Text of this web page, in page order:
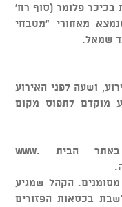
בכיכר פלומר (סוף רח'
מאחורי "מטבחי
שמאל.
ושעה לפני האירוע
מוקדם לתפוס מקום
ניתן לצפות בעמוד התפריט באתר הבית www.
הקהל שמגיע
בכסאות הפזורים